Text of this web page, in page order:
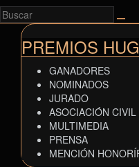
PREMIOS
GANADORES
NOMINADOS
JURADO
ASOCIACIÓN CIVIL
MULTIMEDIA
PRENSA
MENCIÓN